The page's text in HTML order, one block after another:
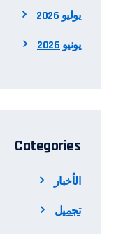
يوليو 2026
يونيو 2026
Categories
الأخبار
تجميل